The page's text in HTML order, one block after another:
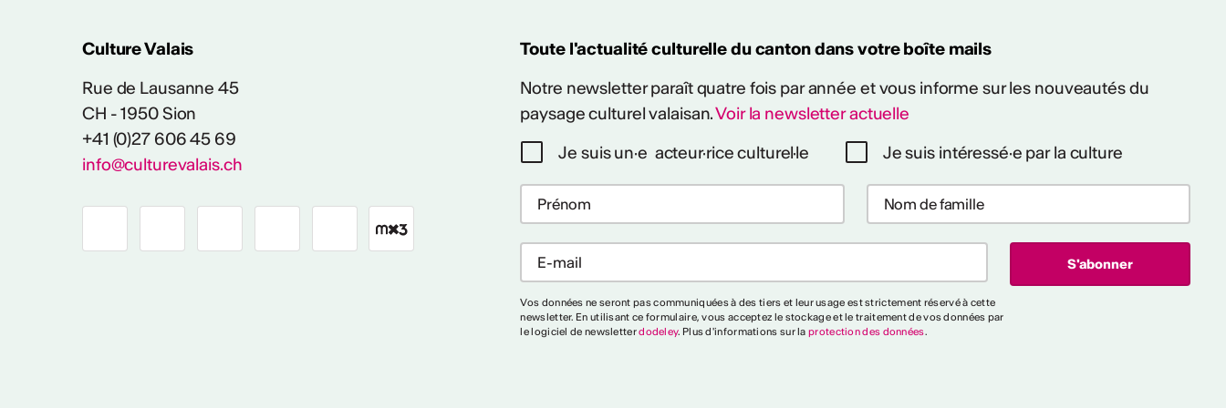
Culture Valais
Rue de Lausanne 45
CH - 1950 Sion
+41 (0)27 606 45 69
info@culturevalais.ch
Toute l'actualité culturelle du canton dans votre boîte mails
Notre newsletter paraît quatre fois par année et vous informe sur les nouveautés du
paysage culturel valaisan.Voir la newsletter actuelle
Je suis un·e acteur·rice culturel·le
Je suis intéressé·e par la culture
Vos données ne seront pas communiquées à des tiers et leur usage est strictement réservé à cette
newsletter. En utilisant ce formulaire, vous acceptez le stockage et le traitement de vos données par
le logiciel de newsletterdodeley. Plus d'informations sur laprotection des données.